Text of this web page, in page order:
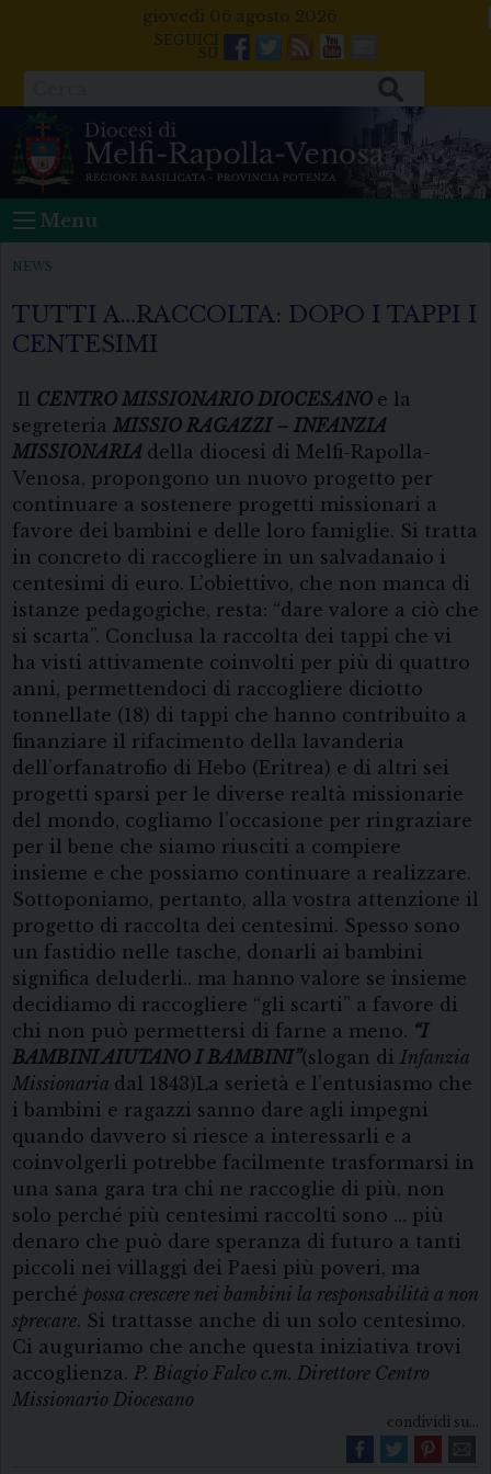
giovedì 06 agosto 2026
Facebook
Twitter
FeedsYoutube
Mail
Menu
NEWS
TUTTI A…RACCOLTA: DOPO I TAPPI I
CENTESIMI
Il CENTRO MISSIONARIO DIOCESANO e la
segreteria MISSIO RAGAZZI – INFANZIA
MISSIONARIA della diocesi di Melfi-Rapolla-
Venosa, propongono un nuovo progetto per
continuare a sostenere progetti missionari a
favore dei bambini e delle loro famiglie. Si tratta
in concreto di raccogliere in un salvadanaio i
centesimi di euro. L’obiettivo, che non manca di
istanze pedagogiche, resta: “dare valore a ciò che
si scarta”. Conclusa la raccolta dei tappi che vi
ha visti attivamente coinvolti per più di quattro
anni, permettendoci di raccogliere diciotto
tonnellate (18) di tappi che hanno contribuito a
finanziare il rifacimento della lavanderia
dell’orfanatrofio di Hebo (Eritrea) e di altri sei
progetti sparsi per le diverse realtà missionarie
del mondo, cogliamo l’occasione per ringraziare
per il bene che siamo riusciti a compiere
insieme e che possiamo continuare a realizzare.
Sottoponiamo, pertanto, alla vostra attenzione il
progetto di raccolta dei centesimi. Spesso sono
un fastidio nelle tasche, donarli ai bambini
significa deluderli.. ma hanno valore se insieme
decidiamo di raccogliere “gli scarti” a favore di
chi non può permettersi di farne a meno. “I
BAMBINI AIUTANO I BAMBINI”(slogan di Infanzia
Missionaria dal 1843)La serietà e l’entusiasmo che
i bambini e ragazzi sanno dare agli impegni
quando davvero si riesce a interessarli e a
coinvolgerli potrebbe facilmente trasformarsi in
una sana gara tra chi ne raccoglie di più, non
solo perché più centesimi raccolti sono … più
denaro che può dare speranza di futuro a tanti
piccoli nei villaggi dei Paesi più poveri, ma
perché possa crescere nei bambini la responsabilità a non
sprecare. Si trattasse anche di un solo centesimo.
Ci auguriamo che anche questa iniziativa trovi
accoglienza. P. Biagio Falco c.m. Direttore Centro
Missionario Diocesano
condividi su...